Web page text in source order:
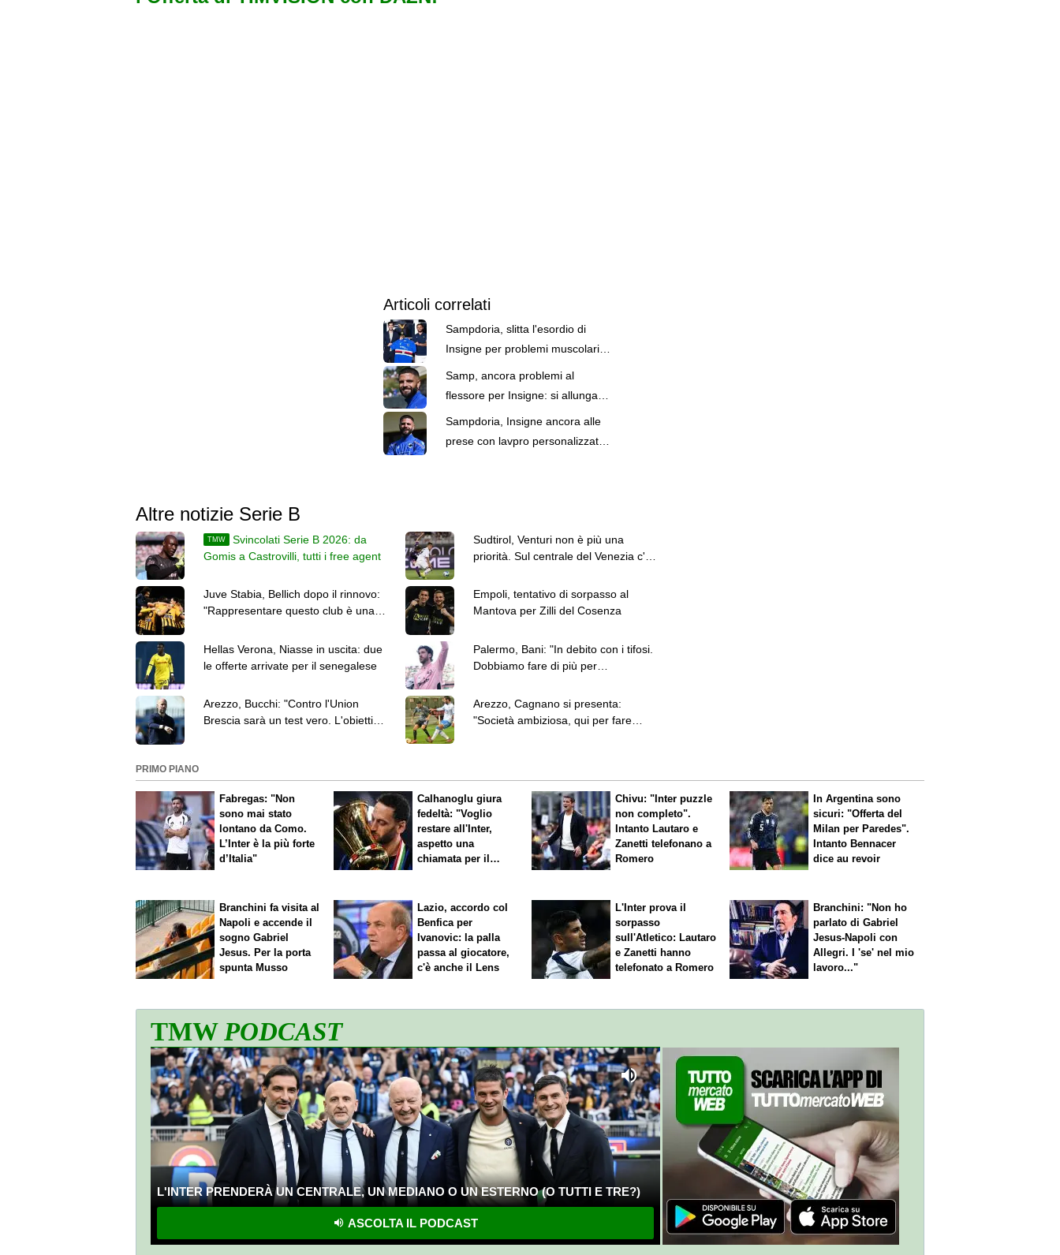
Articoli correlati
Sampdoria, slitta l'esordio di
Insigne per problemi muscolari.
Samp, ancora problemi al
flessore per Insigne: si allungano
i tempi per rivederlo in campo
Sampdoria, Insigne ancora alle
prese con lavpro personalizzato.
Altre notizie Serie B
TMW
Svincolati Serie B 2026: da
Gomis a Castrovilli, tutti i free agent
Sudtirol, Venturi non è più una
priorità. Sul centrale del Venezia c'è
Juve Stabia, Bellich dopo il rinnovo:
"Rappresentare questo club è una
Empoli, tentativo di sorpasso al
Mantova per Zilli del Cosenza
Hellas Verona, Niasse in uscita: due
le offerte arrivate per il senegalese
Palermo, Bani: "In debito con i tifosi.
Dobbiamo fare di più per
Arezzo, Bucchi: "Contro l'Union
Brescia sarà un test vero. L'obiettivo
Arezzo, Cagnano si presenta:
"Società ambiziosa, qui per fare
PRIMO PIANO
Fabregas: "Non
sono mai stato
lontano da Como.
L’Inter è la più forte
d’Italia"
Calhanoglu giura
fedeltà: "Voglio
restare all'Inter,
aspetto una
chiamata per il
Chivu: "Inter puzzle
non completo".
Intanto Lautaro e
Zanetti telefonano a
Romero
In Argentina sono
sicuri: "Offerta del
Milan per Paredes".
Intanto Bennacer
diceau revoir
Branchini fa visita al
Napoli e accende il
sogno Gabriel
Jesus. Per la porta
spunta Musso
Lazio, accordo col
Benfica per
Ivanovic: la palla
passa al giocatore,
c'è anche il Lens
L'Inter prova il
sorpasso
sull'Atletico: Lautaro
e Zanetti hanno
telefonato a Romero
Branchini: "Non ho
parlato di Gabriel
Jesus-Napoli con
Allegri. I 'se' nel mio
lavoro..."
TMWPODCAST
L'INTER PRENDERÀ UN CENTRALE, UN MEDIANO O UN ESTERNO (O TUTTI E TRE?)
ASCOLTA IL PODCAST